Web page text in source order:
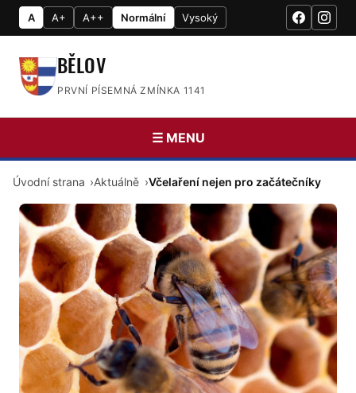
A A+ A++ Normální Vysoký
BĚLOV
PRVNÍ PÍSEMNÁ ZMÍNKA 1141
☰ MENU
Úvodní strana Aktuálně Včelaření nejen pro začátečníky